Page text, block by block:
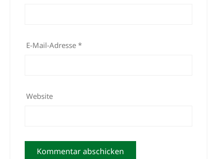
E-Mail-Adresse *
Website